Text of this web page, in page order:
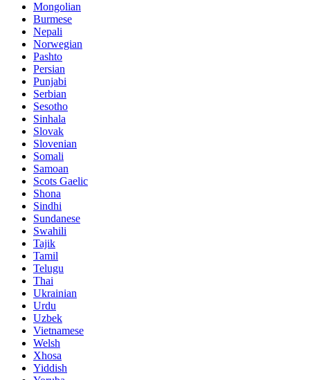
Mongolian
Burmese
Nepali
Norwegian
Pashto
Persian
Punjabi
Serbian
Sesotho
Sinhala
Slovak
Slovenian
Somali
Samoan
Scots Gaelic
Shona
Sindhi
Sundanese
Swahili
Tajik
Tamil
Telugu
Thai
Ukrainian
Urdu
Uzbek
Vietnamese
Welsh
Xhosa
Yiddish